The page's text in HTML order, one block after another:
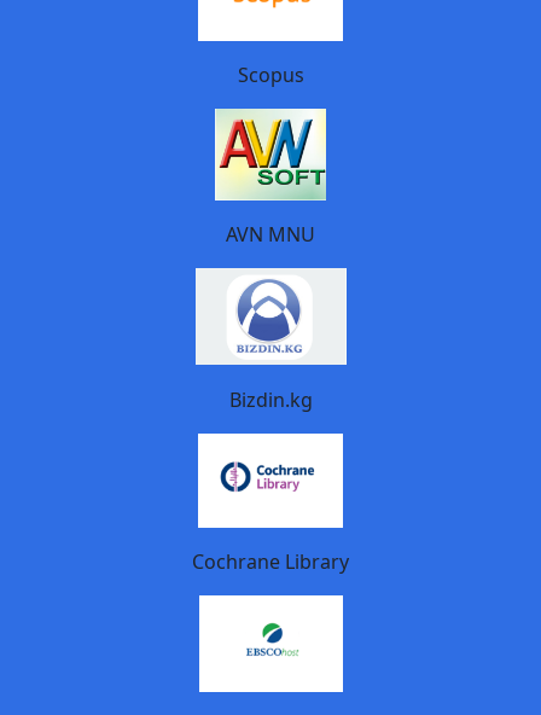
Scopus
AVN MNU
Bizdin.kg
Cochrane Library